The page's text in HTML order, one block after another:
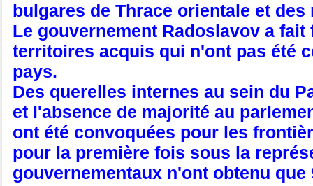
bulgares de Thrace orientale et
Le gouvernement Radoslavov a
territoires acquis qui n'ont pas été
pays.
Des querelles internes au sein du
et l'absence de majorité au
ont été convoquées pour les
pour la première fois sous la
gouvernementaux n'ont obtenu